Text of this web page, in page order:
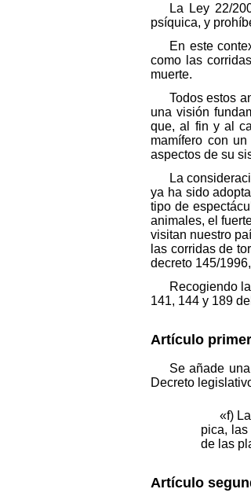
La Ley 22/
psíquica, y
En este
como las
muerte.
Todos estos
una visión
que, al fin y al
mamífero con
aspectos de su
La
ya ha sido
tipo de
animales, el
visitan nuestro
las corridas de
decreto 145/
Recogiendo
141, 144 y 189
Artículo
Se añade
Decreto
«f)
pica,
de las
Artículo